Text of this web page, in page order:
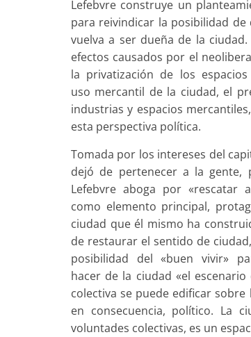
Lefebvre construye un
para reivindicar la posibilidad de
vuelva a ser dueña de la
efectos causados por el
la privatización de los
uso mercantil de la ciudad, el
industrias y espacios
esta perspectiva política.
Tomada por los intereses del
dejó de pertenecer a la gente,
Lefebvre aboga por «rescatar
como elemento principal,
ciudad que él mismo ha
de restaurar el sentido de
posibilidad del «buen vivir»
hacer de la ciudad «el
colectiva se puede edificar
en consecuencia, político. La
voluntades colectivas, es un